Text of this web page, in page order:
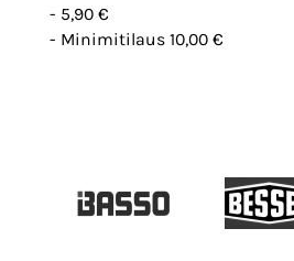
- 5,90 €
- Minimitilaus 10,00 €